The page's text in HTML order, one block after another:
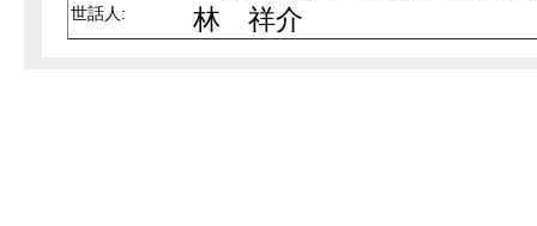
世話人: 林 祥介